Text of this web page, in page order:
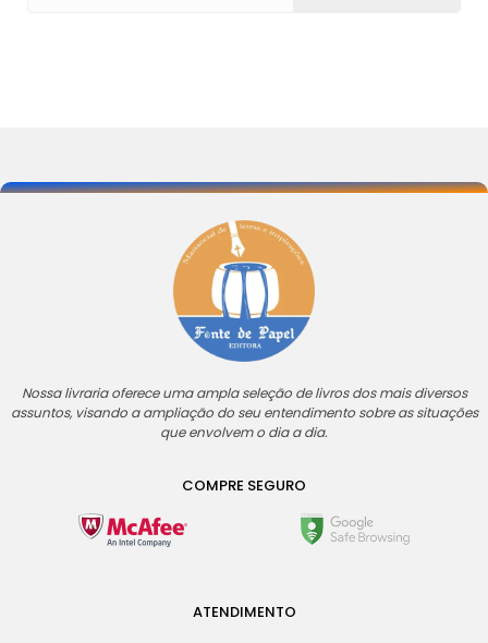
Nossa livraria oferece uma ampla seleção de livros dos mais diversos
assuntos, visando a ampliação do seu entendimento sobre as situações
que envolvem o dia a dia.
COMPRE SEGURO
ATENDIMENTO